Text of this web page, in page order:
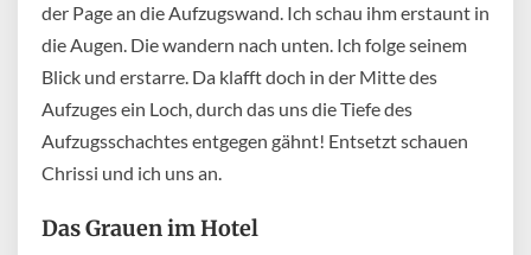
der Page an die Aufzugswand. Ich schau ihm erstaunt in
die Augen. Die wandern nach unten. Ich folge seinem
Blick und erstarre. Da klafft doch in der Mitte des
Aufzuges ein Loch, durch das uns die Tiefe des
Aufzugsschachtes entgegen gähnt! Entsetzt schauen
Chrissi und ich uns an.
Das Grauen im Hotel